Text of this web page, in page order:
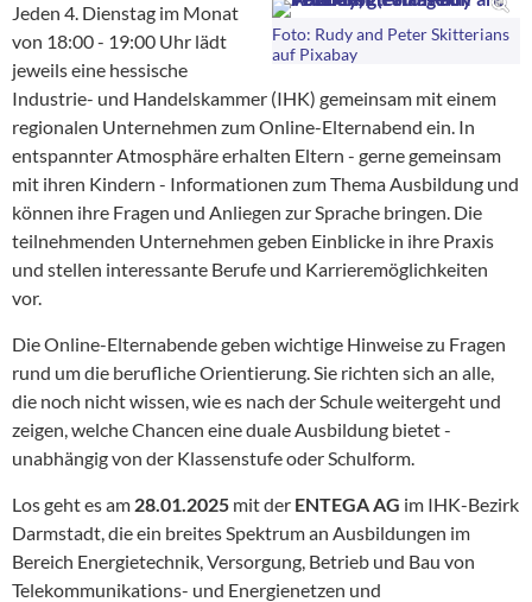
Foto: Rudy and Peter Skitterians
auf Pixabay
Jeden 4. Dienstag im Monat
von 18:00 - 19:00 Uhr lädt
jeweils eine hessische
Industrie- und Handelskammer (IHK) gemeinsam mit einem
regionalen Unternehmen zum Online-Elternabend ein. In
entspannter Atmosphäre erhalten Eltern - gerne gemeinsam
mit ihren Kindern - Informationen zum Thema Ausbildung und
können ihre Fragen und Anliegen zur Sprache bringen. Die
teilnehmenden Unternehmen geben Einblicke in ihre Praxis
und stellen interessante Berufe und Karrieremöglichkeiten
vor.
Die Online-Elternabende geben wichtige Hinweise zu Fragen
rund um die berufliche Orientierung. Sie richten sich an alle,
die noch nicht wissen, wie es nach der Schule weitergeht und
zeigen, welche Chancen eine duale Ausbildung bietet -
unabhängig von der Klassenstufe oder Schulform.
Los geht es am 28.01.2025 mit der ENTEGA AG im IHK-Bezirk
Darmstadt, die ein breites Spektrum an Ausbildungen im
Bereich Energietechnik, Versorgung, Betrieb und Bau von
Telekommunikations- und Energienetzen und